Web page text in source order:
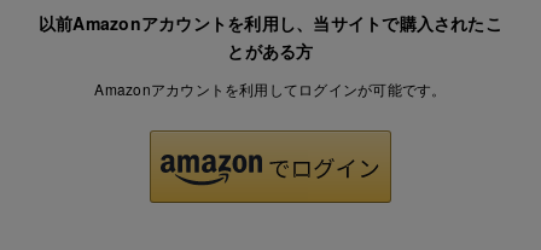
以前Amazonアカウントを利用し、当サイトで購入されたこ
とがある方
Amazonアカウントを利用してログインが可能です。